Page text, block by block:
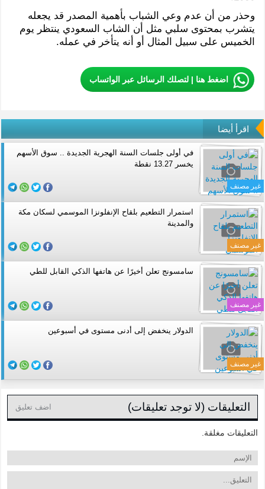
وحذر من أن عدم وعي الشباب بأهمية المصدر قد يجعله
يتشرب بمحتوى سلبي مثل أن الشاب السعودي ينتظر يوم
الخميس على سبيل المثال أو أنه يتأخر في عمله.
اضغط هنا | لتصلك الرسائل عبر الواتساب
اقرأ أيضا
غير مصنف
في أولى جلسات السنة الهجرية الجديدة .. سوق الأسهم
يخسر 13.27 نقطة
غير مصنف
استمرار التطعيم بلقاح الإنفلونزا الموسمي لسكان مكة
والمدينة
غير مصنف
سامسونج تعلن أخيرًا عن هاتفها الذكي القابل للطي
غير مصنف
الدولار ينخفض إلى أدنى مستوى في أسبوعين
التعليقات (لا توجد تعليقات) اضف تعليق
التعليقات مغلقة.